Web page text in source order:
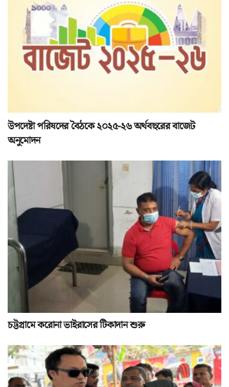
উপদেষ্টা পরিষদের বৈঠকে ২০২৫-২৬ অর্থবছরের বাজেট
অনুমোদন
চট্টগ্রামে করোনা ভাইরাসের টিকাদান শুরু